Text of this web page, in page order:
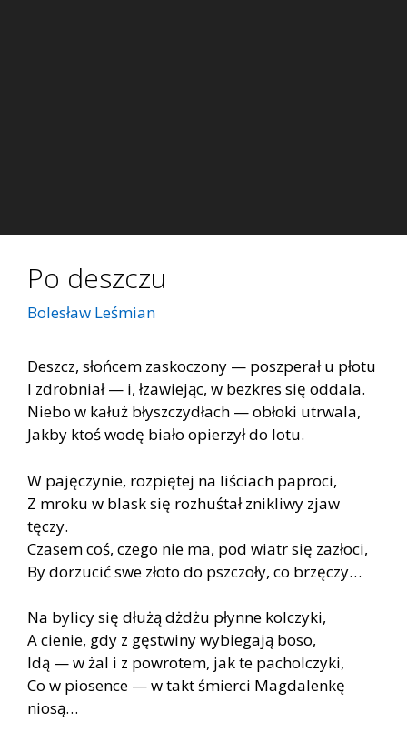
Po deszczu
Bolesław Leśmian
Deszcz, słońcem zaskoczony — poszperał u płotu
I zdrobniał — i, łzawiejąc, w bezkres się oddala.
Niebo w kałuż błyszczydłach — obłoki utrwala,
Jakby ktoś wodę biało opierzył do lotu.
W pajęczynie, rozpiętej na liściach paproci,
Z mroku w blask się rozhuśtał znikliwy zjaw
tęczy.
Czasem coś, czego nie ma, pod wiatr się zazłoci,
By dorzucić swe złoto do pszczoły, co brzęczy…
Na bylicy się dłużą dżdżu płynne kolczyki,
A cienie, gdy z gęstwiny wybiegają boso,
Idą — w żal i z powrotem, jak te pacholczyki,
Co w piosence — w takt śmierci Magdalenkę
niosą…